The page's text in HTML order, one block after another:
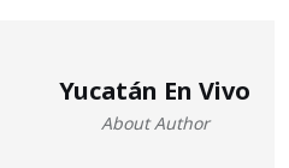
Yucatán En Vivo
About Author